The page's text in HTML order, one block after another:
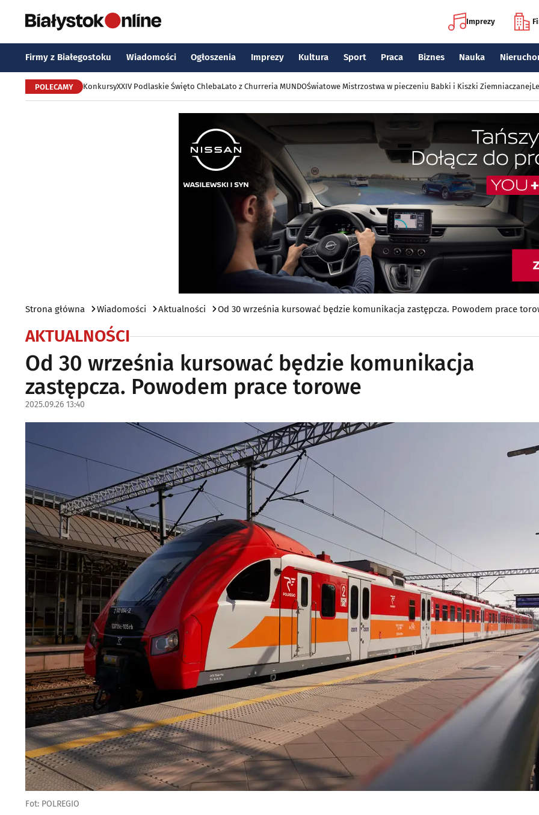
Imprezy
Firmy z Białegostoku Wiadomości Ogłoszenia Imprezy Kultura Sport Praca Biznes Nauka
POLECAMY KonkursyXXIV Podlaskie Święto ChlebaLato z Churreria MUNDOŚwiatowe Mistrzostwa w pieczeniu Babki i Kiszki Ziemniaczanej
Strona główna Wiadomości Aktualności Od 30 września kursować będzie komunikacja zastępcza. Powodem prace
AKTUALNOŚCI
Od 30 września kursować będzie komunikacja
zastępcza. Powodem prace torowe
2025.09.26 13:40
Fot: POLREGIO